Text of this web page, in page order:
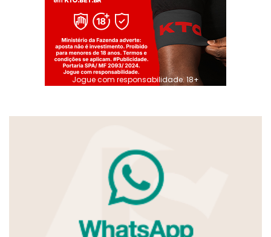
Jogue com responsabilidade. 18+